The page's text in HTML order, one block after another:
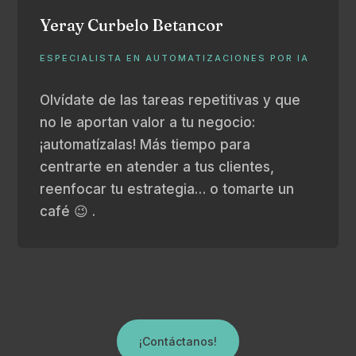
Yeray Curbelo Betancor
ESPECIALISTA EN AUTOMATIZACIONES POR IA
Olvídate de las tareas repetitivas y que
no le aportan valor a tu negocio:
¡automatízalas! Más tiempo para
centrarte en atender a tus clientes,
reenfocar tu estrategia… o tomarte un
café 😉 .
¡Contáctanos!